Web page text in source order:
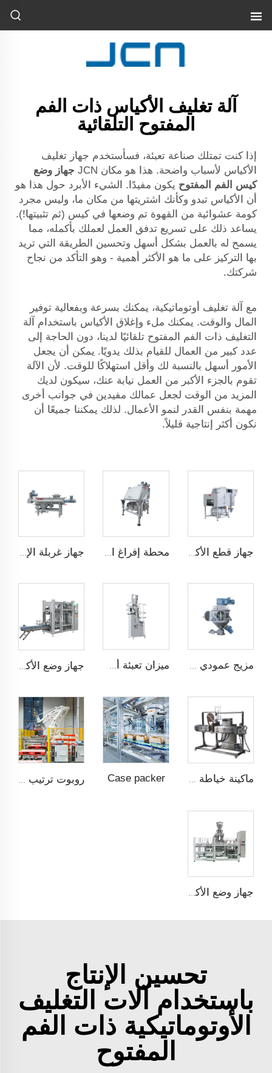
آلة تغليف الأكياس ذات الفم
المفتوح التلقائية
إذا كنت تمتلك صناعة تعبئة، فسأستخدم جهاز تغليف
الأكياس لأسباب واضحة. هذا هو مكان JCN
جهاز وضع
كيس الفم المفتوح يكون مفيدًا. الشيء الأبرد حول هذا هو
أن الأكياس تبدو وكأنك اشتريتها من مكان ما، وليس مجرد
كومة عشوائية من القهوة تم وضعها في كيس (ثم تثبيتها!).
يساعد ذلك على تسريع تدفق العمل لعملك بأكمله، مما
يسمح له بالعمل بشكل أسهل وتحسين الطريقة التي تريد
بها التركيز على ما هو الأكثر أهمية - وهو التأكد من نجاح
شركتك.
مع آلة تغليف أوتوماتيكية، يمكنك بسرعة وبفعالية توفير
المال والوقت. يمكنك ملء وإغلاق الأكياس باستخدام آلة
التغليف ذات الفم المفتوح تلقائيًا لدينا، دون الحاجة إلى
عدد كبير من العمال للقيام بذلك يدويًا. يمكن أن يجعل
الأمور أسهل بالنسبة لك وأقل استهلاكًا للوقت. لأن الآلة
تقوم بالجزء الأكبر من العمل نيابة عنك، سيكون لديك
المزيد من الوقت لجعل عمالك مفيدين في جوانب أخرى
مهمة بنفس القدر لنمو الأعمال. لذلك يمكننا جميعًا أن
نكون أكثر إنتاجية قليلاً.
جهاز قطع الأكياس تلقائيًا محطة إفراغ الأكياس جهاز غربلة الإعصار
جهاز وضع الأكياس تلقائيًا JCN-G1-1A
Case packer
جهاز وضع الأكياس تلقائيًا ذو محطتين JCN-G2-2A-S
تحسين الإنتاج
باستخدام آلات التغليف
الأوتوماتيكية ذات الفم
المفتوح